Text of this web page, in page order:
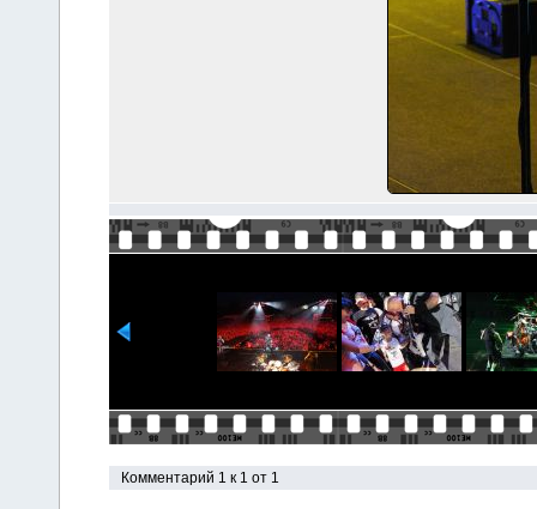
Комментарий 1 к 1 от 1